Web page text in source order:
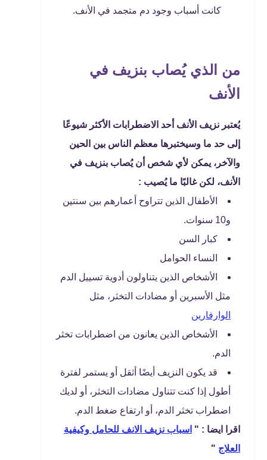
كانت أسباب وجود دم متجمد في الأنف.
من الذي يُصاب بنزيف في
الأنف
يُعتبر نزيف الأنف أحد الاضطرابات الأكثر شيوعًا
إلى حد ما وسيختبرها معظم الناس بين الحين
والآخر، يمكن لأي شخص أن يُصاب بنزيف في
الأنف، لكن غالبًا ما يُصيب :
الأطفال الذين تتراوح أعمارهم بين سنتين
و10 سنوات.
كبار السن
النساء الحوامل
الأشخاص الذين يتناولون أدوية تسييل الدم
مثل الأسبرين أو مضادات التخثر، مثل
الوارفارين
الأشخاص الذين يعانون من اضطرابات تخثر
الدم.
قد يكون النزيف أيضًا أثقل أو يستمر لفترة
أطول إذا كنت تتناول مضادات التخثر، أو لديك
اضطراب تخثر الدم، أو ارتفاع ضغط الدم.
اقرا ايضا : " اسباب نزيف الانف للحامل وكيفية
العلاج "